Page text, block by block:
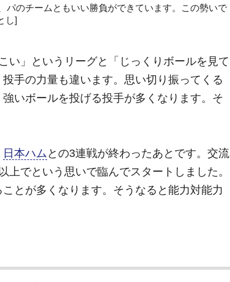
パのチームともいい勝負ができています。この勢いで
し]
い」というリーグと「じっくりボールを見て
手の力量も違います。思い切り振ってくる
いボールを投げる投手が多くなります。そ
日本ハム との3連戦が終わったあとです。交流
上でという思いで臨んでスタートしました。
とが多くなります。そうなると能力対能力